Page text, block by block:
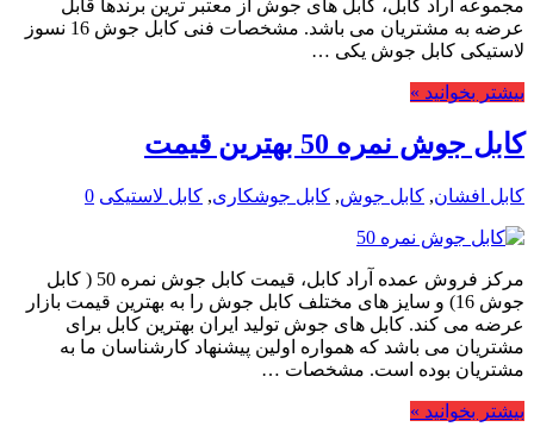
مجموعه آراد کابل، کابل های جوش از معتبر ترین برندها قابل
عرضه به مشتریان می باشد. مشخصات فنی کابل جوش 16 نسوز
لاستیکی کابل جوش یکی …
بیشتر بخوانید »
کابل جوش نمره 50 بهترین قیمت
کابل افشان, کابل جوش, کابل جوشکاری, کابل لاستیکی 0
مرکز فروش عمده آراد کابل، قیمت کابل جوش نمره 50 ( کابل
جوش 16) و سایز های مختلف کابل جوش را به بهترین قیمت بازار
عرضه می کند. کابل های جوش تولید ایران بهترین کابل برای
مشتریان می باشد که همواره اولین پیشنهاد کارشناسان ما به
مشتریان بوده است. مشخصات …
بیشتر بخوانید »